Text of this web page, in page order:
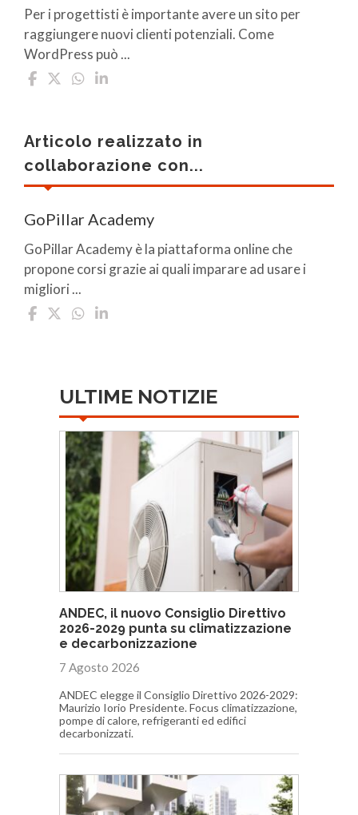
Per i progettisti è importante avere un sito per
raggiungere nuovi clienti potenziali. Come
WordPress può ...
Articolo realizzato in
collaborazione con...
GoPillar Academy
GoPillar Academy è la piattaforma online che
propone corsi grazie ai quali imparare ad usare i
migliori ...
ULTIME NOTIZIE
ANDEC, il nuovo Consiglio Direttivo
2026-2029 punta su climatizzazione
e decarbonizzazione
7 Agosto 2026
ANDEC elegge il Consiglio Direttivo 2026-2029:
Maurizio Iorio Presidente. Focus climatizzazione,
pompe di calore, refrigeranti ed edifici
decarbonizzati.